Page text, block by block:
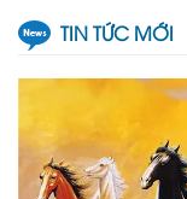
TIN TỨC MỚI